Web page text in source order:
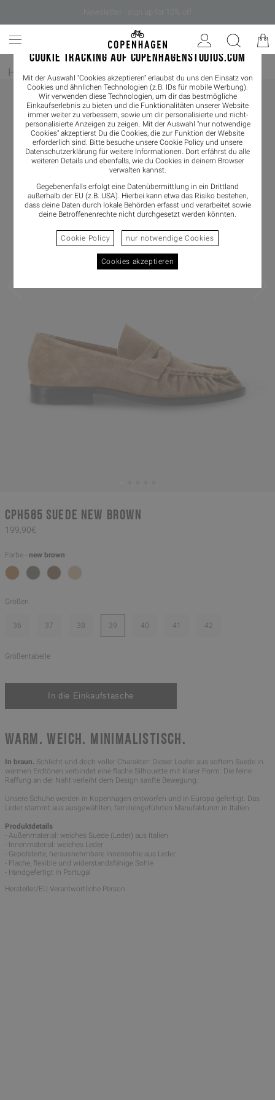
COOKIE TRACKING AUF COPENHAGENSTUDIOS.COM
Mit der Auswahl "Cookies akzeptieren" erlaubst du uns den Einsatz von
Cookies und ähnlichen Technologien (z.B. IDs für mobile Werbung).
Wir verwenden diese Technologien, um dir das bestmögliche
Einkaufserlebnis zu bieten und die Funktionalitäten unserer Website
immer weiter zu verbessern, sowie um dir personalisierte und nicht-
personalisierte Anzeigen zu zeigen. Mit der Auswahl "nur notwendige
Cookies" akzeptierst Du die Cookies, die zur Funktion der Website
erforderlich sind. Bitte besuche unsere Cookie Policy und unsere
Datenschutzerklärung für weitere Informationen. Dort erfährst du alle
weiteren Details und ebenfalls, wie du Cookies in deinem Browser
verwalten kannst.
Gegebenenfalls erfolgt eine Datenübermittlung in ein Drittland
außerhalb der EU (z.B. USA). Hierbei kann etwa das Risiko bestehen,
dass deine Daten durch lokale Behörden erfasst und verarbeitet sowie
deine Betroffenenrechte nicht durchgesetzt werden könnten.
Cookie Policy nur notwendige Cookies
Cookies akzeptieren
Home / Damen/ Loafer
CPH585 suede new brown
199,90€
Farbe - new brown
Größen
36 37 38 39 40 41 42
Größentabelle
WARM. WEICH. MINIMALISTISCH.
In braun. Schlicht und doch voller Charakter: Dieser Loafer aus softem Suede in
warmen Erdtönen verbindet eine flache Silhouette mit klarer Form. Die feine
Raffung an der Naht verleiht dem Design sanfte Bewegung.
Unsere Schuhe werden in Kopenhagen entworfen und in Europa gefertigt. Das
Leder stammt aus ausgewählten, familiengeführten Manufakturen in Italien.
Produktdetails
- Außenmaterial: weiches Suede (Leder) aus Italien
- Innenmaterial: weiches Leder
- Gepolsterte, herausnehmbare Innensohle aus Leder
- Flache, flexible und widerstandsfähige Sohle
- Handgefertigt in Portugal
Hersteller/EU Verantwortliche Person